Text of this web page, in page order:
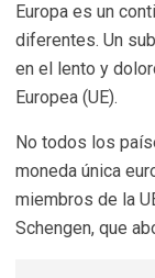
Europa es un
diferentes. Un
en el lento y
Europea (UE).
No todos los
moneda única
miembros de la
Schengen, que